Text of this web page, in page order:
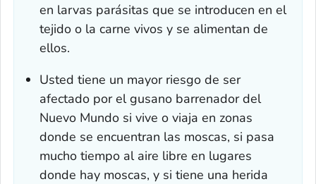
en larvas parásitas que se introducen en el
tejido o la carne vivos y se alimentan de
ellos.
Usted tiene un mayor riesgo de ser
afectado por el gusano barrenador del
Nuevo Mundo si vive o viaja en zonas
donde se encuentran las moscas, si pasa
mucho tiempo al aire libre en lugares
donde hay moscas, y si tiene una herida